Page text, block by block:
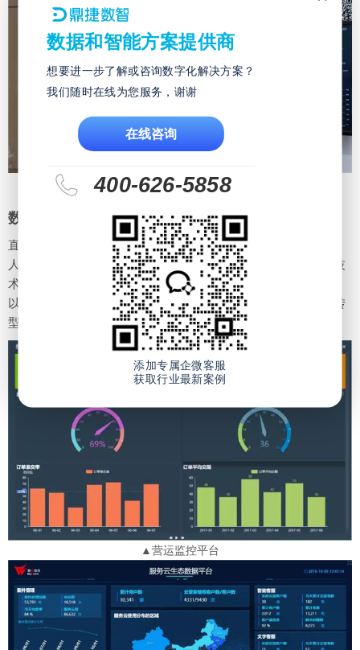
▲鼎捷数智资深工程师 赵秀真
数字技术新应用交互，展区现场抢先体验
直面数字化与智能化交融共生的未来，鼎捷正加快拥抱云技术、
人工智能等新技术，打造高效的数字化转型途径。依托新数字技
术应用，鼎捷面向IT&OT融合领域推出全新的数字化应用方案，
以向企业提供基于互联网的新数据智能服务，为企业的数字化转
型持续赋能。
▲营运监控平台
数据和智能方案提供商
想要进一步了解或咨询数字化解决方案？
我们随时在线为您服务，谢谢
在线咨询
400-626-5858
添加专属企微客服
获取行业最新案例